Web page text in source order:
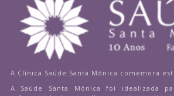
A Clínica Saúde Santa Mônica comemora
A Saúde Santa Mônica foi idealizada